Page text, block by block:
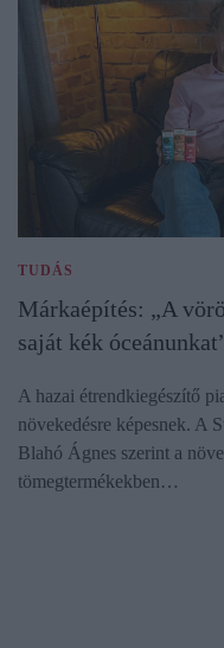
TUDÁS
Márkaépítés: „A
saját kék
A hazai étrendkiegészítő
növekedésre képesnek. A
Blahó Ágnes szerint a
tömegtermékekben…